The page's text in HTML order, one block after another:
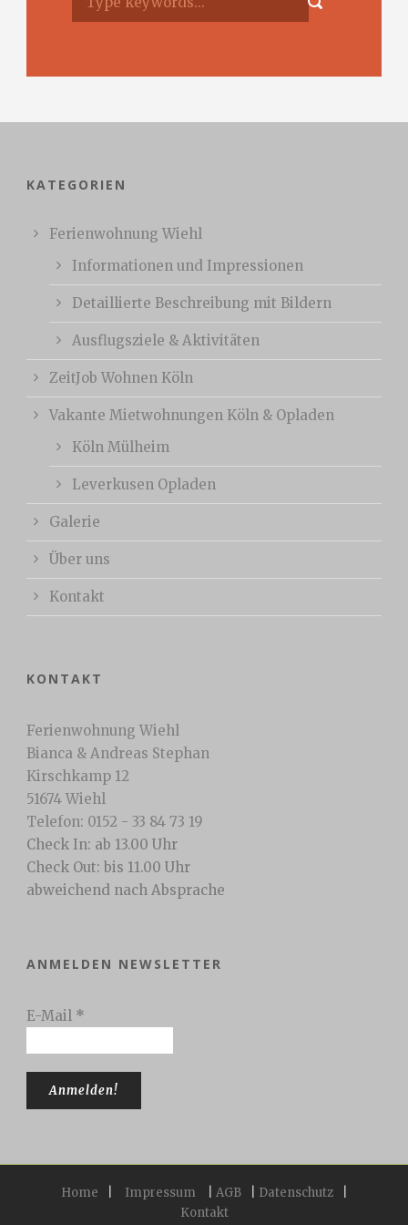
KATEGORIEN
Ferienwohnung Wiehl
Informationen und Impressionen
Detaillierte Beschreibung mit Bildern
Ausflugsziele & Aktivitäten
ZeitJob Wohnen Köln
Vakante Mietwohnungen Köln & Opladen
Köln Mülheim
Leverkusen Opladen
Galerie
Über uns
Kontakt
KONTAKT
Ferienwohnung Wiehl
Bianca & Andreas Stephan
Kirschkamp 12
51674 Wiehl
Telefon: 0152 - 33 84 73 19
Check In: ab 13.00 Uhr
Check Out: bis 11.00 Uhr
abweichend nach Absprache
ANMELDEN NEWSLETTER
E-Mail *
Home Impressum AGB Datenschutz
Kontakt